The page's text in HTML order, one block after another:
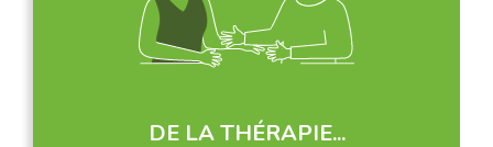
DE LA THÉRAPIE...